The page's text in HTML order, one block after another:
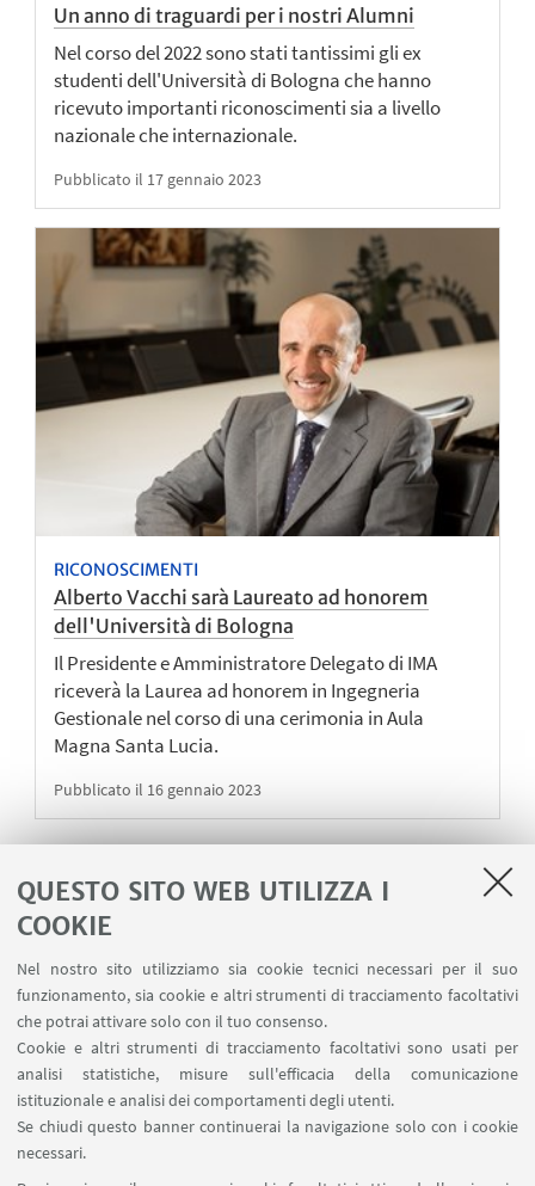
QUESTO SITO WEB UTILIZZA I
COOKIE
Nel nostro sito utilizziamo sia cookie tecnici necessari per il suo
funzionamento, sia cookie e altri strumenti di tracciamento facoltativi
che potrai attivare solo con il tuo consenso.
Cookie e altri strumenti di tracciamento facoltativi sono usati per
analisi statistiche, misure sull'efficacia della comunicazione
istituzionale e analisi dei comportamenti degli utenti.
Se chiudi questo banner continuerai la navigazione solo con i cookie
necessari.
Un anno di traguardi per i nostri Alumni
Nel corso del 2022 sono stati tantissimi gli ex
studenti dell'Università di Bologna che hanno
ricevuto importanti riconoscimenti sia a livello
nazionale che internazionale.
Pubblicato il 17 gennaio 2023
RICONOSCIMENTI
Alberto Vacchi sarà Laureato ad honorem
dell'Università di Bologna
Il Presidente e Amministratore Delegato di IMA
riceverà la Laurea ad honorem in Ingegneria
Gestionale nel corso di una cerimonia in Aula
Magna Santa Lucia.
Pubblicato il 16 gennaio 2023
Precedenti
12
elementi
12
elementi
17 18 19 ... 28
Via Marsala 49